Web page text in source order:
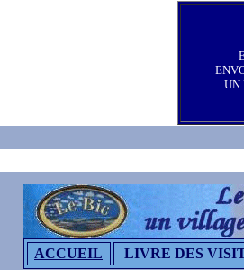
UN
ACCUEIL LIVRE DES